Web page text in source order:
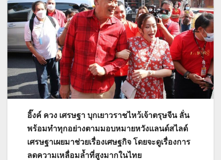
อิ๊งค์ ควง เศรษฐา บุกเยาวราชไหว้เจ้าตรุษจีน ลั่น
พร้อมทำทุกอย่างตามมอบหมายหวังแลนด์สไลด์
เศรษฐาเผยมาช่วยเรื่องเศษฐกิจ โดยจะดูเรื่องการ
ลดความเหลื่อมล้ำที่สูงมากในไทย